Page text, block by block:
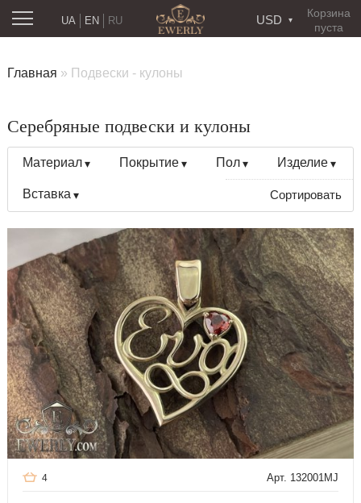
Корзина
пуста
USD
RU
UA EN
Главная » Подвески - кулоны
Серебряные подвески и кулоны
Материал Покрытие Пол Изделие
Вставка Сортировать
Арт. 132001MJ
4